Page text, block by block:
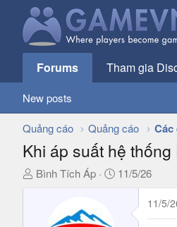
Forums Tham gia
New posts
Quảng cáo Quảng cáo Các
Khi áp suất hệ
T
Bình Tích Áp
N
11/5/26
11/5/